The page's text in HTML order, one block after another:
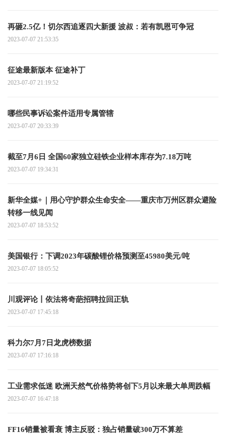
再砸2.5亿！切尔西追逐四大新援 波叔：若有凯恩可争冠
2023-07-07 21:53:35
征途最新版本 征途补丁
2023-07-07 21:19:52
哪些民事诉讼案件适用专属管辖
2023-07-07 20:33:39
截至7月6日 全国60家独立硅铁企业样本库存为7.18万吨
2023-07-07 19:34:31
新华全媒+｜用心守护群众生命安全——重庆市万州区群众避险
转移一线见闻
2023-07-07 18:53:52
美国银行：下调2023年碳酸锂价格预测至45980美元/吨
2023-07-07 18:05:52
川观评论丨依法将奇葩招聘拉回正轨
2023-07-07 17:45:18
科力尔7月7日龙虎榜数据
2023-07-07 17:16:18
工业需求低迷 欧洲天然气价格势将创下5月以来最大单周跌幅
2023-07-07 16:47:18
FF16销量被看衰 博主反驳：独占销量破300万不算差